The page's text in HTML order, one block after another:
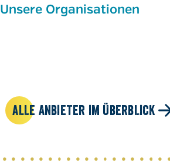
Unsere Organisationen
ALLE ANBIETER IM ÜBERBLICK